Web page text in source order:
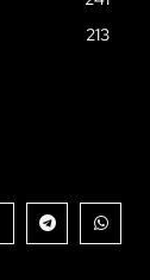
213